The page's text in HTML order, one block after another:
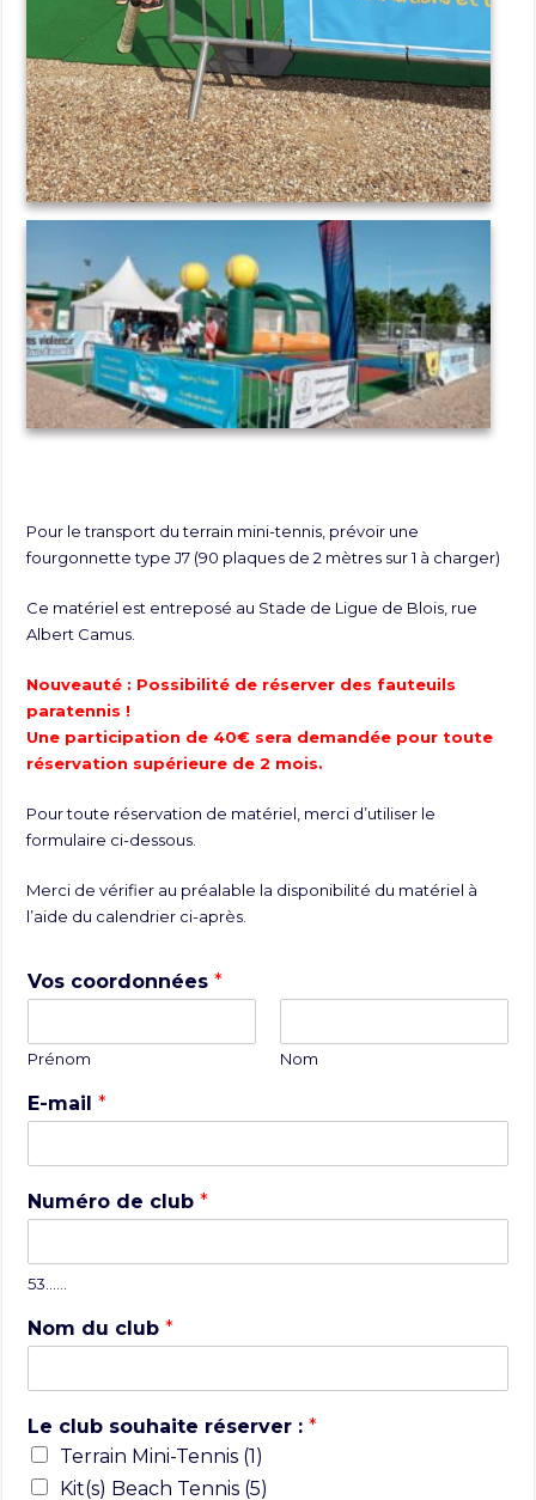
Pour le transport du terrain mini-tennis, prévoir une
fourgonnette type J7 (90 plaques de 2 mètres sur 1 à charger)
Ce matériel est entreposé au Stade de Ligue de Blois, rue
Albert Camus.
Nouveauté : Possibilité de réserver des fauteuils
paratennis !
Une participation de 40€ sera demandée pour toute
réservation supérieure de 2 mois.
Pour toute réservation de matériel, merci d’utiliser le
formulaire ci-dessous.
Merci de vérifier au préalable la disponibilité du matériel à
l’aide du calendrier ci-après.
Vos coordonnées*
Prénom Nom
E-mail*
Numéro de club*
53……
Nom du club*
Le club souhaite réserver :*
Terrain Mini-Tennis (1)
Kit(s) Beach Tennis (5)